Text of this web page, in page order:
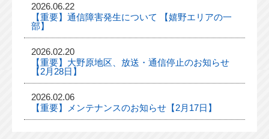
2026.06.22
【重要】通信障害発生について 【嬉野エリアの一
部】
2026.02.20
【重要】大野原地区、放送・通信停止のお知らせ
【2月28日】
2026.02.06
【重要】メンテナンスのお知らせ【2月17日】